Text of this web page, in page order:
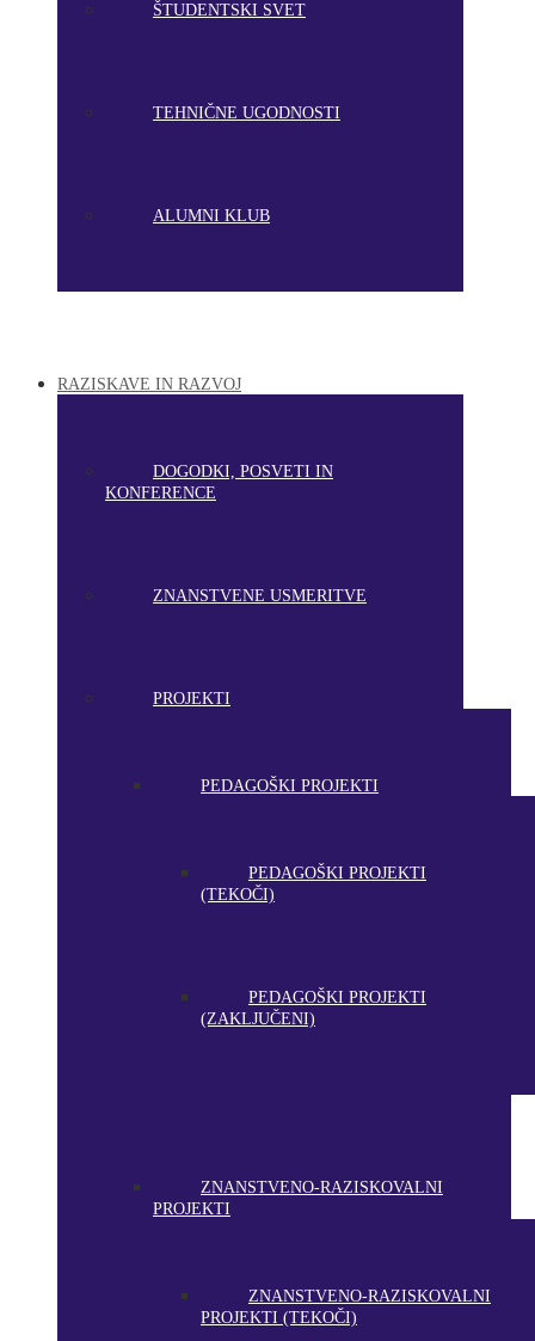
ŠTUDENTSKI SVET
TEHNIČNE UGODNOSTI
ALUMNI KLUB
RAZISKAVE IN RAZVOJ
DOGODKI, POSVETI IN
KONFERENCE
ZNANSTVENE USMERITVE
PROJEKTI
PEDAGOŠKI PROJEKTI
PEDAGOŠKI PROJEKTI
(TEKOČI)
PEDAGOŠKI PROJEKTI
(ZAKLJUČENI)
ZNANSTVENO-RAZISKOVALNI
PROJEKTI
ZNANSTVENO-RAZISKOVALNI
PROJEKTI (TEKOČI)